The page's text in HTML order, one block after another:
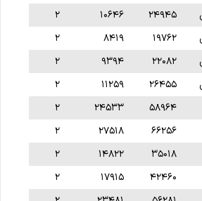
۲۴۹۴۵ ۱۰۶۴۶
۲
۱۹۷۶۲ ۸۴۱۹
۲
۲۲۰۸۲ ۹۳۹۴
۲
۲۶۴۵۵ ۱۱۲۵۹
۲
۵۸۹۶۴ ۲۴۵۳۳
۲
۶۶۲۵۶ ۲۷۵۱۸
۲
۳۵۰۱۸ ۱۴۸۲۲
۲
۴۲۴۶۰ ۱۷۹۱۵
۲